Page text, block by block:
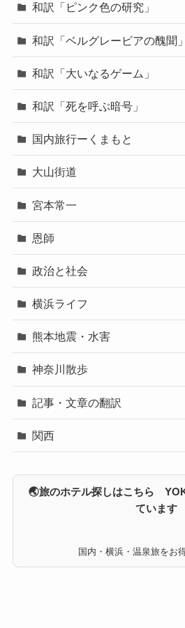
和訳「ピンク色の研究」
和訳「ベルグレービアの醜聞」
和訳「大いなるゲーム」
和訳「死を呼ぶ暗号」
国内旅行ーくまもと
大山街道
宮本常一
恩師
政治と社会
横浜ライフ
熊本地震・水害
神奈川散歩
記事・文章の翻訳
関西
🌏旅のホテル探しはこちら
ています